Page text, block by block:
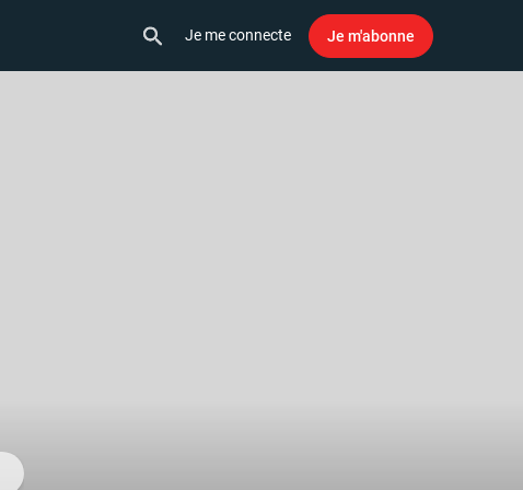
Je me connecte Je m'abonne